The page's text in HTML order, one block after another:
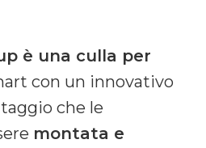
è una culla per
con un innovativo
che le
montata e